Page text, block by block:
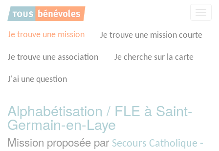
Je trouve une mission Je trouve une mission courte
Je trouve une association Je cherche sur la carte
J'ai une question
Alphabétisation / FLE à Saint-
Germain-en-Laye
Mission proposée par Secours Catholique -
Panneau de gestion des cookies